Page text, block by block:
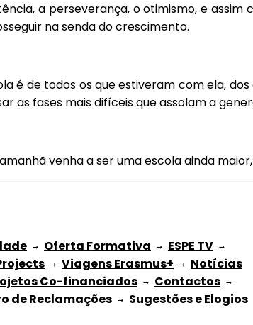
a perseverança, o otimismo, e
na senda do crescimento.
é de todos os que estiveram com ela,
as fases mais difíceis que assolam a
venha a ser uma escola ainda
→ Oferta Formativa → ESPE TV
→ Viagens Erasmus+ → Notícias
Co-financiados → Contactos
de Reclamações → Sugestões e Elogios